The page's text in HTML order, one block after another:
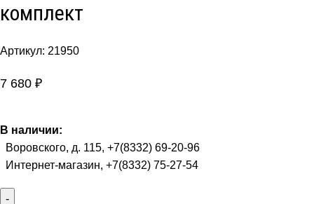
комплект
Артикул: 21950
7 680 ₽
В наличии:
Воровского, д. 115, +7(8332) 69-20-96
Интернет-магазин, +7(8332) 75-27-54